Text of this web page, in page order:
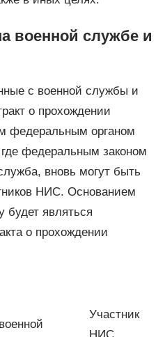
военной службе и
с военной службы и
о прохождении
федеральным органом
федеральным законом
вновь могут быть
НИС. Основанием
будет являться
о прохождении
Участник